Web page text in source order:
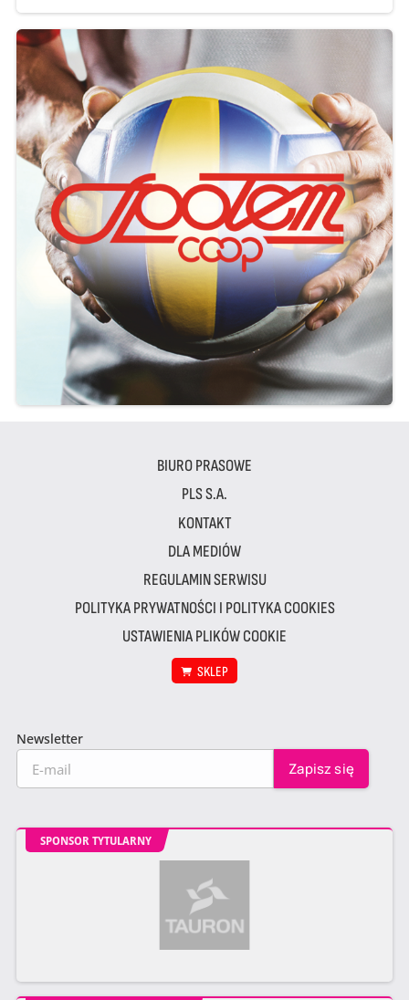
BIURO PRASOWE
PLS S.A.
KONTAKT
DLA MEDIÓW
REGULAMIN SERWISU
POLITYKA PRYWATNOŚCI I POLITYKA COOKIES
USTAWIENIA PLIKÓW COOKIE
SKLEP
Newsletter
SPONSOR TYTULARNY